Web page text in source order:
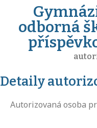
odborná
Detaily
Autorizovaná osoba